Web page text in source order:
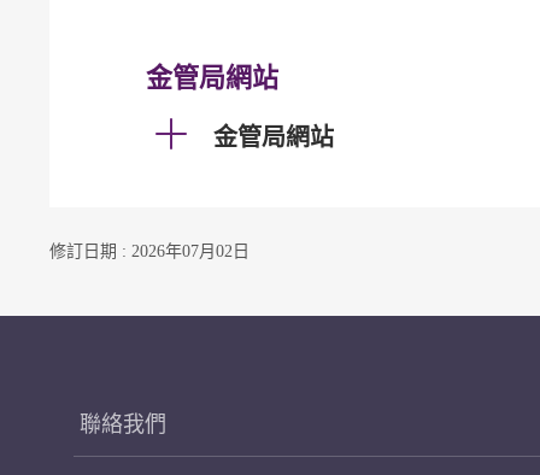
金管局網站
金管局網站
修訂日期 : 2026年07月02日
聯絡我們